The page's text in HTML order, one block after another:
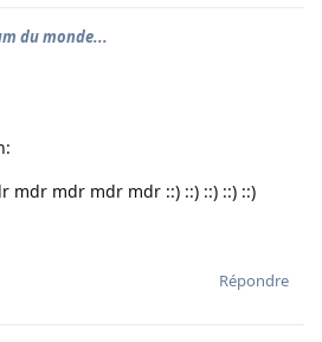
du monde...
mdr mdr mdr mdr ::) ::) ::) ::) ::)
Répondre